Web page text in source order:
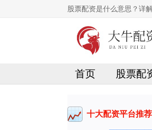
股票配资是什么意思？详
首页 股票配
十大配资平台推荐